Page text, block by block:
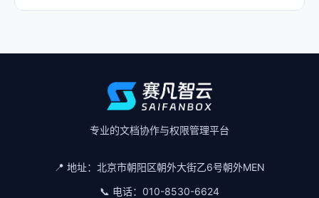
专业的文档协作与权限管理平台
📍 地址： 北京市朝阳区朝外大街乙6号朝外MEN
📞 电话： 010-8530-6624